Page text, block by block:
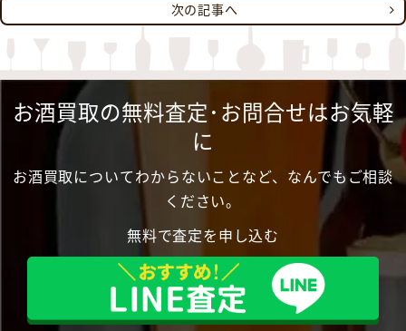
次の記事へ
お酒買取の無料査定･お問合せはお気軽
に
お酒買取についてわからないことなど、なんでもご相談
ください。
無料で査定を申し込む